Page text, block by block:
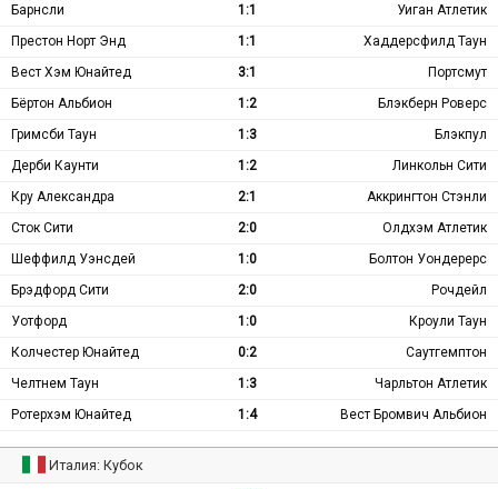
Барнсли
1:1
Уиган Атлетик
Престон Норт Энд
1:1
Хаддерсфилд Таун
Вест Хэм Юнайтед
3:1
Портсмут
Бёртон Альбион
1:2
Блэкберн Роверс
Гримсби Таун
1:3
Блэкпул
Дерби Каунти
1:2
Линкольн Сити
Кру Александра
2:1
Аккрингтон Стэнли
Сток Сити
2:0
Олдхэм Атлетик
Шеффилд Уэнсдей
1:0
Болтон Уондерерс
Брэдфорд Сити
2:0
Рочдейл
Уотфорд
1:0
Кроули Таун
Колчестер Юнайтед
0:2
Саутгемптон
Челтнем Таун
1:3
Чарльтон Атлетик
Ротерхэм Юнайтед
1:4 Вест Бромвич Альбион
Италия: Кубок